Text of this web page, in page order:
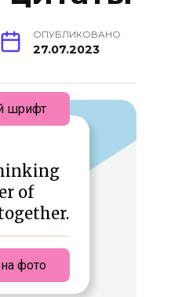
ОПУБЛИКОВАНО
27.07.2023
of
фото
шрифт